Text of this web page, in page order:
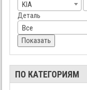
KIA
Деталь
Все
Показать
ПО КАТЕГОРИЯМ